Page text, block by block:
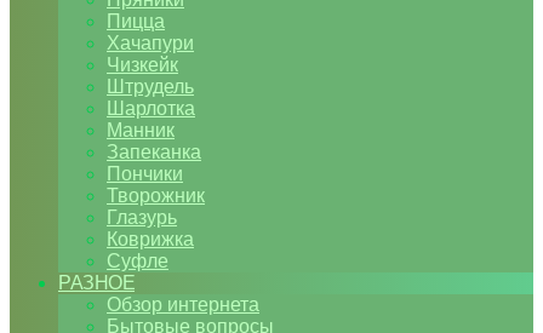
Пицца
Хачапури
Чизкейк
Штрудель
Шарлотка
Манник
Запеканка
Пончики
Творожник
Глазурь
Коврижка
Суфле
РАЗНОЕ
Обзор интернета
Бытовые вопросы